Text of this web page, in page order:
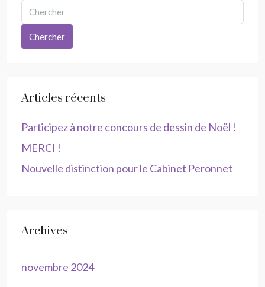
Chercher
Articles récents
Participez à notre concours de dessin de Noël !
MERCI !
Nouvelle distinction pour le Cabinet Peronnet
Archives
novembre 2024